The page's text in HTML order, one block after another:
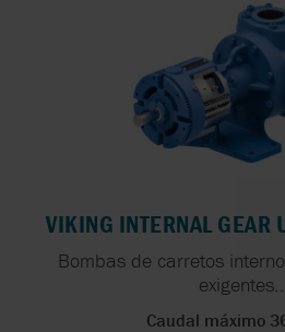
VIKING INTERNAL GEAR
Bombas de carretos
Caudal máximo